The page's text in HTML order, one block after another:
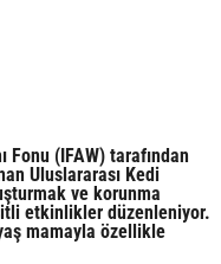
Fonu (IFAW) tarafından
Uluslararası Kedi
ve korunma
etkinlikler düzenleniyor.
mamayla özellikle